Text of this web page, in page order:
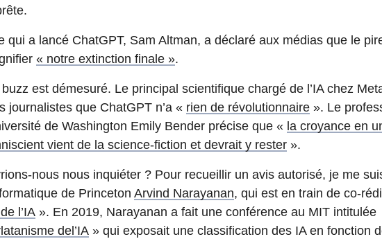
qui a lancé ChatGPT, Sam Altman, a déclaré aux médias que le
« notre extinction finale ».
est démesuré. Le principal scientifique chargé de l’IA chez
journalistes que ChatGPT n’a « rien de révolutionnaire». Le
de Washington Emily Bender précise que « la croyance en
vient de la science-fiction et devrait y rester».
nous nous inquiéter ? Pour recueillir un avis autorisé, je me
de Princeton Arvind Narayanan, qui est en train de co-
l’IA». En 2019, Narayanan a fait une conférence au MIT intitulée
del’IA» qui exposait une classification des IA en fonction